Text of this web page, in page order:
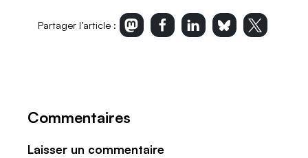
Partager l’article :
Commentaires
Laisser un commentaire